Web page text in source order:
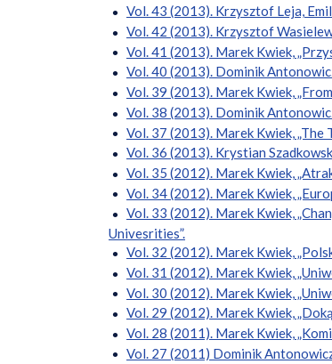
Vol. 43 (2013). Krzysztof Leja,
Vol. 42 (2013). Krzysztof
Vol. 41 (2013). Marek Kwiek,
Vol. 40 (2013). Dominik
Vol. 39 (2013). Marek Kwiek,
Vol. 38 (2013). Dominik
Vol. 37 (2013). Marek Kwiek,
Vol. 36 (2013). Krystian
Vol. 35 (2012). Marek Kwiek,
Vol. 34 (2012). Marek Kwiek,
Vol. 33 (2012). Marek Kwiek,
Univesrities”.
Vol. 32 (2012). Marek Kwiek,
Vol. 31 (2012). Marek Kwiek,
Vol. 30 (2012). Marek Kwiek,
Vol. 29 (2012). Marek Kwiek,
Vol. 28 (2011). Marek Kwiek,
Vol. 27 (2011) Dominik